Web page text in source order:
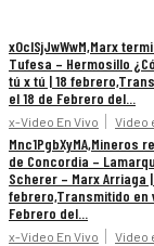
xOclSjJwWwM,Marx
Tufesa – Hermosillo
tú x tú | 18
el 18 de Febrero del...
x-Video En Vivo Video
Mnc1PgbXyMA,Mineros
de Concordia –
Scherer – Marx Arriaga |
febrero,Transmitido en
Febrero del...
x-Video En Vivo Video